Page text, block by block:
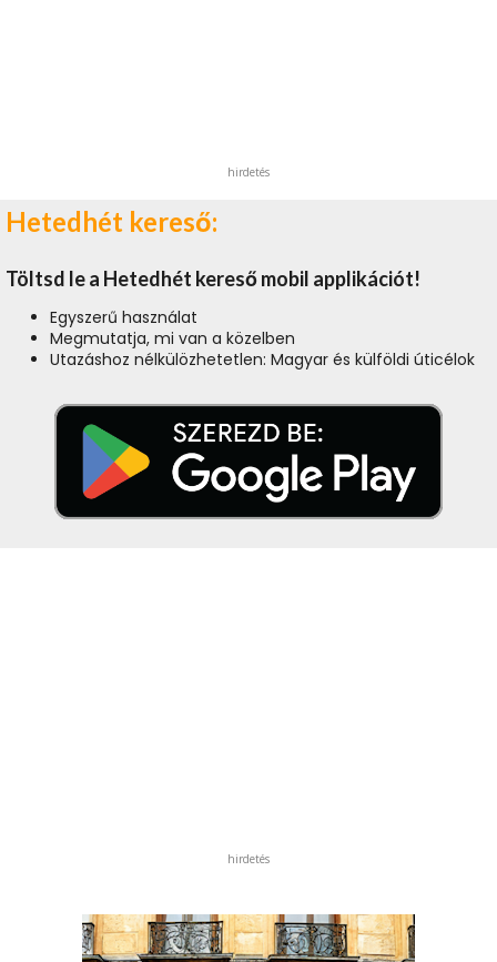
hirdetés
Hetedhét kereső:
Töltsd le a Hetedhét kereső mobil applikációt!
Egyszerű használat
Megmutatja, mi van a közelben
Utazáshoz nélkülözhetetlen: Magyar és külföldi úticélok
hirdetés